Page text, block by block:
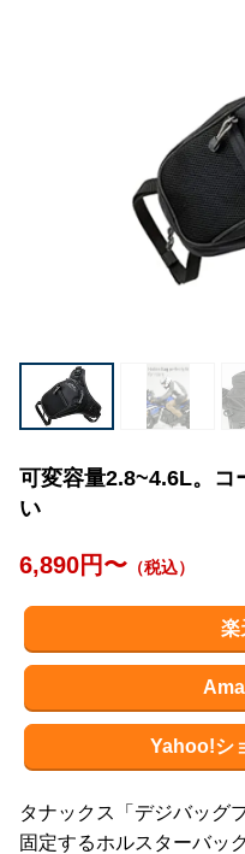
可変容量2.8~4.6L。コ
い
6,890円〜 （税込）
楽
Yahoo!シ
タナックス「デジバッグ
固定するホルスターバッ